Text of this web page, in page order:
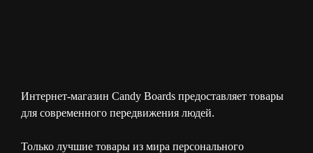
Интернет-магазин Candy Boards предоставляет товары
для современного передвижения людей.
Только лучшие товары из мира персонального